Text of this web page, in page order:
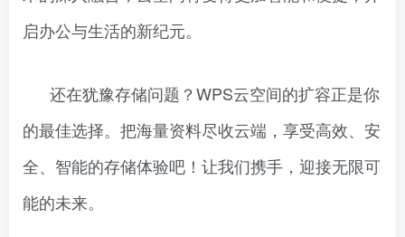
启办公与生活的新纪元。
还在犹豫存储问题？WPS云空间的扩容正是你
的最佳选择。把海量资料尽收云端，享受高效、安
全、智能的存储体验吧！让我们携手，迎接无限可
能的未来。